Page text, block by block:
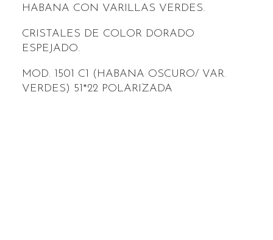
HABANA CON VARILLAS VERDES.
CRISTALES DE COLOR DORADO
ESPEJADO.
MOD. 1501 C1 (HABANA OSCURO/ VAR.
VERDES) 51*22 POLARIZADA